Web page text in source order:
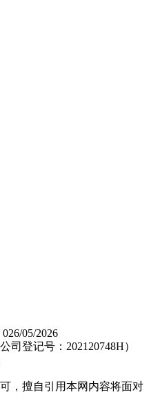
05/2026
司登记号：202120748H）
，擅自引用本网内容将面对